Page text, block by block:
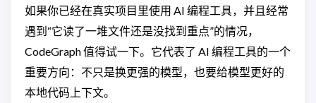
如果你已经在真实项目里使用 AI 编程工具，并且经常
遇到“它读了一堆文件还是没找到重点”的情况，
CodeGraph 值得试一下。它代表了 AI 编程工具的一个
重要方向：不只是换更强的模型，也要给模型更好的
本地代码上下文。